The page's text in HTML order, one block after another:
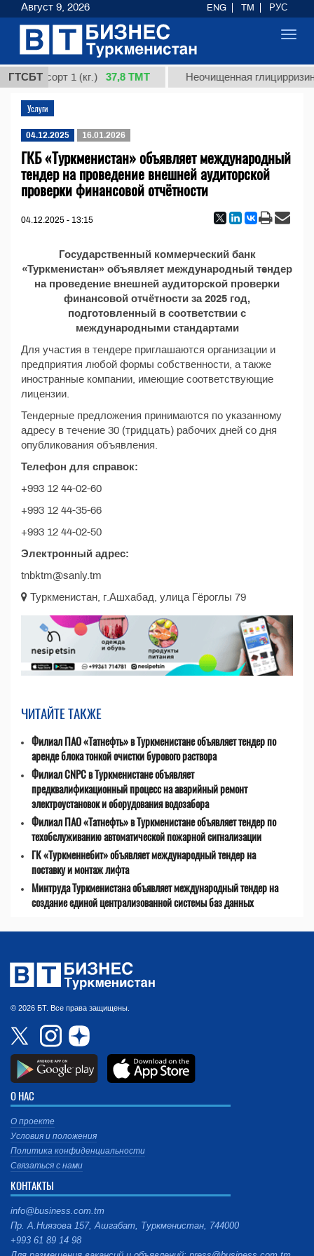
ГТСБТсорт 1 (кг.) 37,8 ТМТ Неочищенная
Услуги
04.12.2025 16.01.2026
ГКБ «Туркменистан» объявляет международный
тендер на проведение внешней аудиторской
проверки финансовой отчётности
04.12.2025 - 13:15
Государственный коммерческий банк
«Туркменистан» объявляет международный тeндер
на проведение внешней аудиторской проверки
финансовой отчётности за 2025 год,
подготовленный в соответствии с
международными стандартами
Для участия в тендере приглашаются организации и
предприятия любой формы собственности, а также
иностранные компании, имеющие соответствующие
лицензии.
Тендерные предложения принимаются по указанному
адресу в течение 30 (тридцать) рабочих дней со дня
опубликования объявления.
Телефон для справок:
+993 12 44-02-60
+993 12 44-35-66
+993 12 44-02-50
Электронный адрес:
tnbktm@sanly.tm
Туркменистан, г.Ашхабад, улица Гёроглы 79
ЧИТАЙТЕ ТАКЖЕ
Филиал ПАО «Татнефть» в Туркменистане объявляет тендер по
аренде блока тонкой очистки бурового раствора
Филиал CNPC в Туркменистане объявляет
предквалификационный процесс на аварийный ремонт
электроустановок и оборудования водозабора
Филиал ПАО «Татнефть» в Туркменистане объявляет тендер по
техобслуживанию автоматической пожарной сигнализации
ГК «Туркменнебит» объявляет международный тендер на
поставку и монтаж лифта
Минтруда Туркменистана объявляет международный тендер на
создание единой централизованной системы баз данных
© 2026 БТ. Все права защищены.
О НАС
О проекте
Условия и положения
Политика конфиденциальности
Связаться с нами
КОНТАКТЫ
info@business.com.tm
Пр. А.Ниязова 157, Ашгабат, Туркменистан, 744000
+993 61 89 14 98
Август 9, 2026 ENG TM РУС